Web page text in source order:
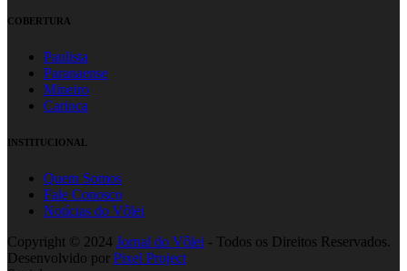
COBERTURA
Paulista
Paranaense
Mineiro
Carioca
INSTITUCIONAL
Quem Somos
Fale Conosco
Notícias do Vôlei
Copyright © 2024 Jornal do Vôlei - Todos os Direitos Reservados.
Desenvolvido por Pixel Project